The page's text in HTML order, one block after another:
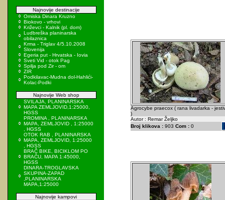
Najnovije destinacije
Omiska Dinara Kruzno
Biokovo - vrhovi
Križevci - Kalnik (pl. dom)
Ludbreška planinarska
obilaznica
Krma - Triglav 4/5.10.2008
Slovenija
Egeria put - Hrvatska - Iovia
Sveti Vid - otok Pag
Spilja pod Zir - om
ZIR
Podkilavac-Mudna dol-Hahlići-
Kolac-Podki
Najnovije Web shop
SVILAJA, PLANINARSKA
MAPA ZEMLJOVID,1:25000,
HGSS
PROMINA , PLANINARSKA
MAPA, ZEMLJOVID , 1:25000
, HGSS
OTOK RAB , PLANINARSKA
MAPA, ZEMLJOVID, 1:25000
, HGSS
BRAČ BIKE, BICIKLOM PO
BRAČU, MAPA 1:45000,
HGSS
DINARA-TROGLAVSKA
SKUPINA-ZAPAD
,PLANINARSKA
MAPA,1:25000
Najnovije kampovi
Agrocybe praecox ( rana livadarka -
)
Autor : Remar Željko
Broj klikova :903 Com :0